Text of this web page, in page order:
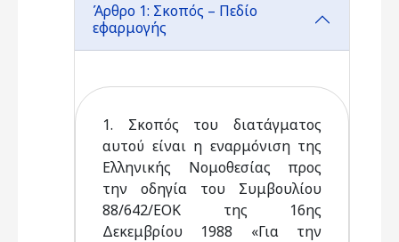
Άρθρο 1: Σκοπός – Πεδίο
εφαρμογής
1. Σκοπός του διατάγματος
αυτού είναι η εναρμόνιση της
Ελληνικής Νομοθεσίας προς
την οδηγία του Συμβουλίου
88/642/ΕΟΚ της 16ης
Δεκεμβρίου 1988 «Για την